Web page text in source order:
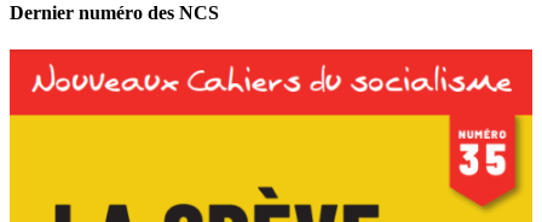
Dernier numéro des NCS